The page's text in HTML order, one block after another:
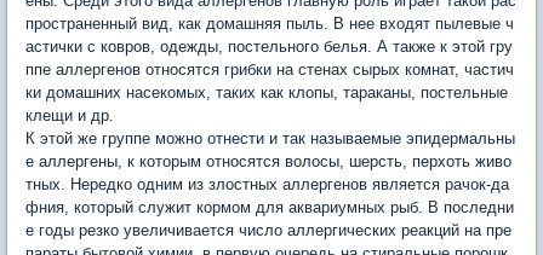
пространенный вид, как домашняя пыль. В нее входят пылевые ч
астички с ковров, одежды, постельного белья. А также к этой гру
ппе аллергенов относятся грибки на стенах сырых комнат, частич
ки домашних насекомых, таких как клопы, тараканы, постельные
клещи и др.
К этой же группе можно отнести и так называемые эпидермальны
е аллергены, к которым относятся волосы, шерсть, перхоть живо
тных. Нередко одним из злостных аллергенов является рачок-да
фния, который служит кормом для аквариумных рыб. В последни
е годы резко увеличивается число аллергических реакций на пре